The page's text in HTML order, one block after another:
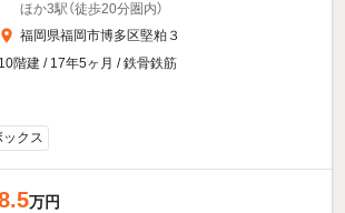
ほか3駅（徒歩20分圏内）
福岡県福岡市博多区堅粕３
10階建 / 17年5ヶ月 / 鉄骨鉄筋
クス
万円